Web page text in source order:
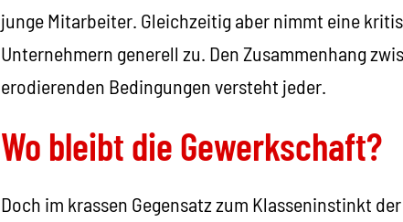
junge Mitarbeiter. Gleichzeitig aber nimmt eine
Unternehmern generell zu. Den Zusammenhang
erodierenden Bedingungen versteht jeder.
Wo bleibt die Gewerkschaft?
Doch im krassen Gegensatz zum Klasseninstinkt